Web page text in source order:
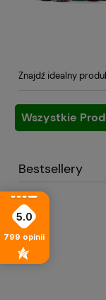
Znajdź idealny
Wszystkie
Bestsellery
5.0
799 opinii